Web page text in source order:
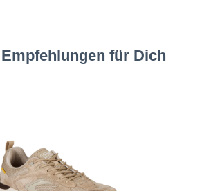
für Dich